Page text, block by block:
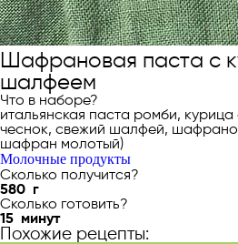
Шафрановая паста с
шалфеем
Что в наборе?
итальянская паста ромби,
чеснок, свежий шалфей,
шафран молотый)
Молочные продукты
Сколько получится?
580 г
Сколько готовить?
15 минут
Похожие рецепты: